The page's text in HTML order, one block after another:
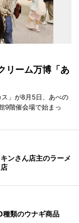
リーム万博「あ
」が8月5日、あべの
9階催会場で始まっ
ンさん店主のラーメ
種類のウナギ商品